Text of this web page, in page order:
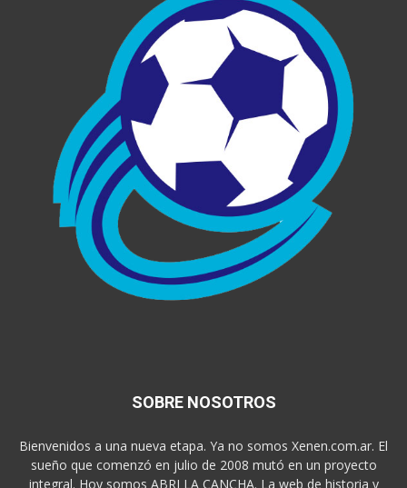
SOBRE NOSOTROS
Bienvenidos a una nueva etapa. Ya no somos Xenen.com.ar. El
sueño que comenzó en julio de 2008 mutó en un proyecto
integral. Hoy somos ABRI LA CANCHA. La web de historia y